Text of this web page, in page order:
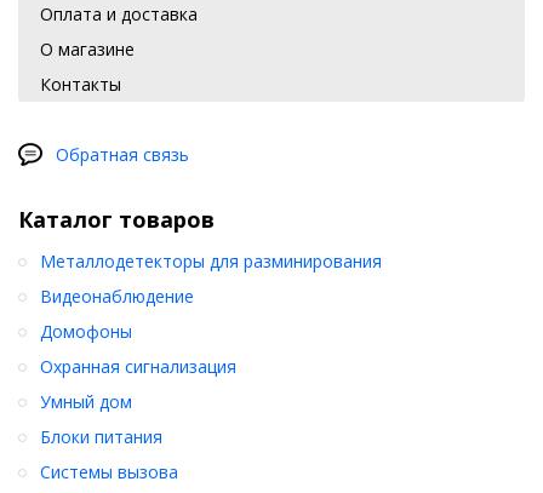
Оплата и доставка
О магазине
Контакты
Обратная связь
Каталог товаров
Металлодетекторы для разминирования
Видеонаблюдение
Домофоны
Охранная сигнализация
Умный дом
Блоки питания
Системы вызова